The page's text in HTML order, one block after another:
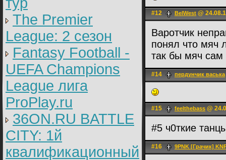
The Premier
League: 2 cезон
Fantasy Football -
UEFA Champions
League лига
ProPlay.ru
36ON.RU BATTLE
CITY: 1й
квалификационный
#12 BelWest @
Варотчик
понял что мяч
так бы мяч сам
#14 пердунчик васька
#15 feelthebass @
#5 ч0ткие
#16 9PNK [Грачик]